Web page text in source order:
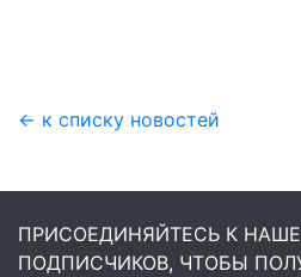
← к списку новостей
ПРИСОЕДИНЯЙТЕСЬ К
ПОДПИСЧИКОВ, ЧТОБЫ